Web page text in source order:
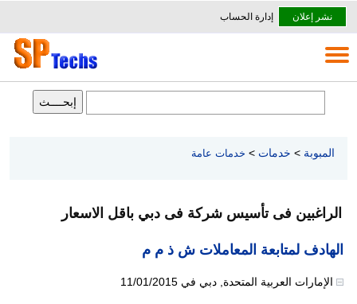
نشر إعلان إدارة الحساب
المبوبة > خدمات > خدمات عامة
الراغبين فى تأسيس شركة فى دبي باقل الاسعار
الهادف لمتابعة المعاملات ش ذ م م
الإمارات العربية المتحدة ,دبي في 11/01/2015